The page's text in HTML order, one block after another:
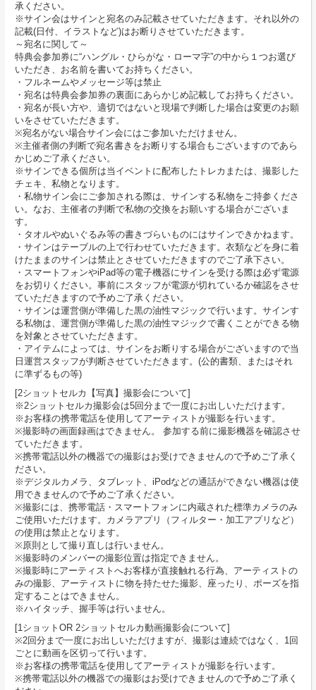
承ください。
※サイン会はサインと宛名のみ記載させていただきます。それ以外の
記載(日付、イラストなど)はお断りさせていただきます。
～宛名に関して～
特典会参加券に“ハングル・ひらがな・ローマ字”の中から１つお選び
いただき、お名前を書いてお持ちください。
・フルネームやメッセージ等は禁止
・宛名は特典会参加券の裏面にあらかじめ記載してお持ちください。
・宛名が長い方や、適切ではないと現場で判断した場合は変更のお願
いをさせていただきます。
※宛名がない場合サイン会にはご参加いただけません。
※主催者側の判断で宛名書きをお断りする場合もございますのであら
かじめご了承ください。
※サインできる個所は当イベントに配布したトレカまたは、撮影した
チェキ、私物となります。
・私物サイン会にご参加される際は、サインする私物をご持参くださ
い。なお、主催者の判断で私物の交換をお願いする場合がございま
す。
・タオルやぬいぐるみ等の書きづらいものにはサインできかねます。
・サインはテーブルの上で行わせていただきます。衣類などを身に着
けたままのサインは禁止とさせていただきますのでご了承下さい。
・スマートフォンやiPad等の電子機器にサインを受ける際は必ず電源
をお切りください。事前にスタッフが電源が切れているか確認をさせ
ていただきますので予めご了承ください。
・サインは運営側が準備した黒の油性マジックで行います。サインす
る私物は、運営側が準備した黒の油性マジックで書くことができる物
を対象とさせていただきます。
・アイテムによっては、サインをお断りする場合がございますので当
日運営スタッフが判断させていただきます。(公的書類、またはそれ
に準ずるもの等)
[2ショットセルカ【写真】撮影会について]
※2ショットセルカ撮影会は5回分まで一度にお出しいただけます。
※お客様の携帯電話を使用してアーティストが撮影を行います。
※撮影時の画面録画はできません。 参加する前に撮影機器を確認させ
ていただきます。
※携帯電話以外の機器での撮影はお受けできませんので予めご了承く
ださい。
※デジタルカメラ、タブレット、iPodなどの通話ができない機器は使
用できませんので予めご了承ください。
※撮影には、携帯電話・スマートフォンに内蔵された標準カメラのみ
ご使用いただけます。カメラアプリ（フィルター・加工アプリなど）
の使用は禁止となります。
※原則として撮り直しは行いません。
※撮影時のメンバーの撮影位置は指定できません。
※撮影時にアーティストへお客様が直接触れる行為、アーティストの
みの撮影、アーティストに物を持たせた撮影、座ったり、ポーズを指
定することはできません。
※ハイタッチ、握手等は行いません。
[1ショットOR 2ショットセルカ動画撮影会について]
※2回分まで一度にお出しいただけますが、撮影は連続ではなく、1回
ごとに動画を区切って行います。
※お客様の携帯電話を使用してアーティストが撮影を行います。
※携帯電話以外の機器での撮影はお受けできませんので予めご了承く